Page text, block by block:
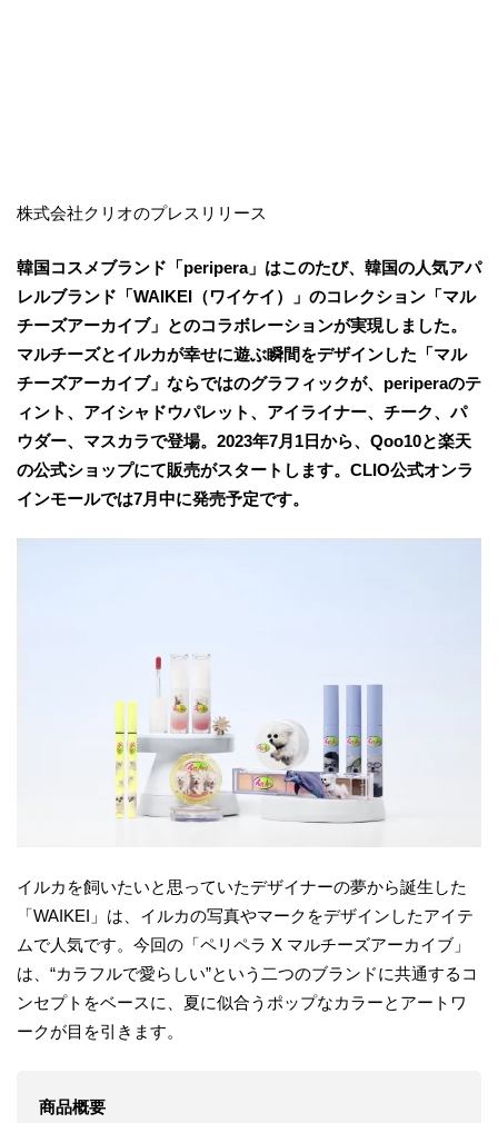
株式会社クリオのプレスリリース
韓国コスメブランド「peripera」はこのたび、韓国の人気アパ
レルブランド「WAIKEI（ワイケイ）」のコレクション「マル
チーズアーカイブ」とのコラボレーションが実現しました。
マルチーズとイルカが幸せに遊ぶ瞬間をデザインした「マル
チーズアーカイブ」ならではのグラフィックが、periperaのテ
ィント、アイシャドウパレット、アイライナー、チーク、パ
ウダー、マスカラで登場。2023年7月1日から、Qoo10と楽天
の公式ショップにて販売がスタートします。CLIO公式オンラ
インモールでは7月中に発売予定です。
イルカを飼いたいと思っていたデザイナーの夢から誕生した
「WAIKEI」は、イルカの写真やマークをデザインしたアイテ
ムで人気です。今回の「ペリペラ X マルチーズアーカイブ」
は、“カラフルで愛らしい”という二つのブランドに共通するコ
ンセプトをベースに、夏に似合うポップなカラーとアートワ
ークが目を引きます。
商品概要